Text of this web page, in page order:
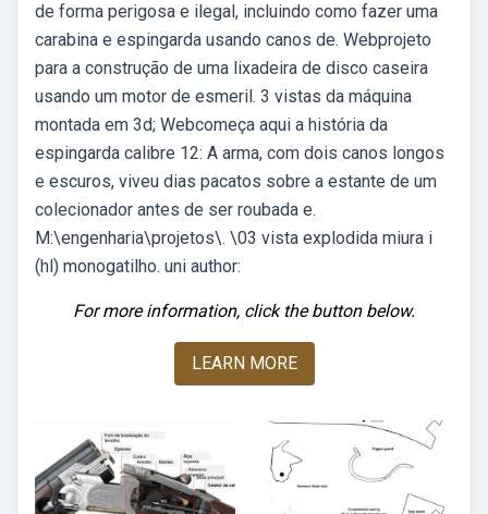
de forma perigosa e ilegal, incluindo como fazer uma
carabina e espingarda usando canos de. Webprojeto
para a construção de uma lixadeira de disco caseira
usando um motor de esmeril. 3 vistas da máquina
montada em 3d; Webcomeça aqui a história da
espingarda calibre 12: A arma, com dois canos longos
e escuros, viveu dias pacatos sobre a estante de um
colecionador antes de ser roubada e.
M:\engenharia\projetos\. \03 vista explodida miura i
(hl) monogatilho. uni author:
For more information, click the button below.
LEARN MORE